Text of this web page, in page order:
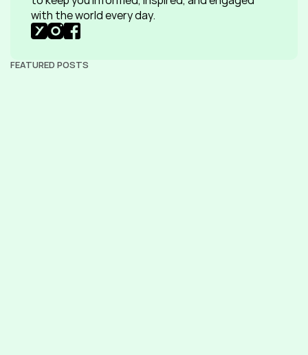
with the world every day.
FEATURED POSTS